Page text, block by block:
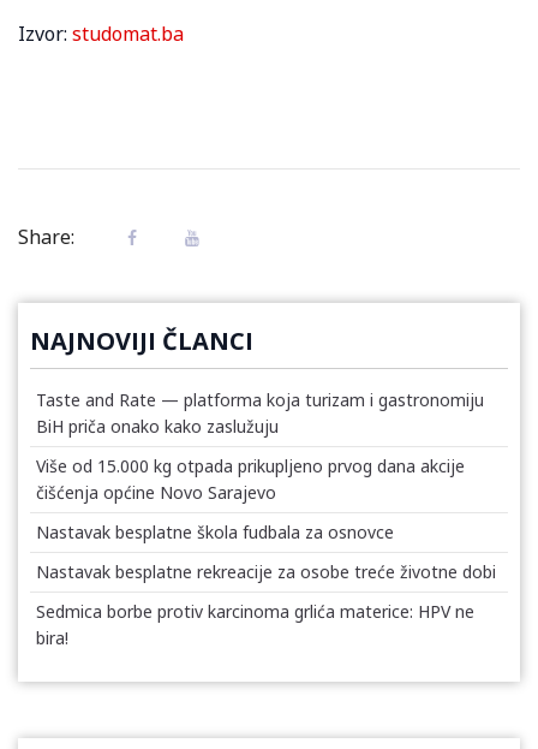
Izvor: studomat.ba
Share:
NAJNOVIJI ČLANCI
Taste and Rate — platforma koja turizam i gastronomiju
BiH priča onako kako zaslužuju
Više od 15.000 kg otpada prikupljeno prvog dana akcije
čišćenja općine Novo Sarajevo
Nastavak besplatne škola fudbala za osnovce
Nastavak besplatne rekreacije za osobe treće životne dobi
Sedmica borbe protiv karcinoma grlića materice: HPV ne
bira!